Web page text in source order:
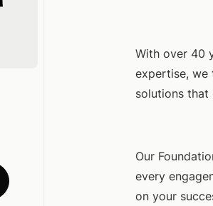
With over 40
expertise, we
solutions that
Our
every
on your